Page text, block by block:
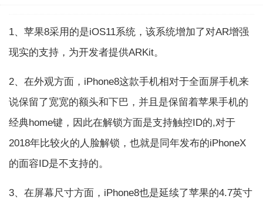
1、苹果8采用的是iOS11系统，该系统增加了对AR增强
现实的支持，为开发者提供ARKit。
2、在外观方面，iPhone8这款手机相对于全面屏手机来
说保留了宽宽的额头和下巴，并且是保留着苹果手机的
经典home键，因此在解锁方面是支持触控ID的,对于
2018年比较火的人脸解锁，也就是同年发布的iPhoneX
的面容ID是不支持的。
3、在屏幕尺寸方面，iPhone8也是延续了苹果的4.7英寸